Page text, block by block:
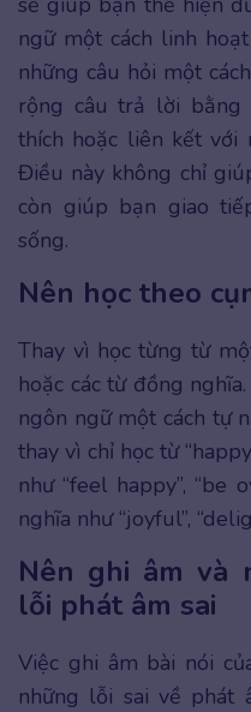
ngữ một cách linh
những câu hỏi một
rộng câu trả lời bằng
thích hoặc liên kết với
Điều này không chỉ
còn giúp bạn giao
sống.
Nên học theo
Thay vì học từng từ
hoặc các từ đồng
ngôn ngữ một cách tự
thay vì chỉ học từ
như “feel happy”, “be
nghĩa như “joyful”,
Nên ghi âm và
lỗi phát âm sai
Việc ghi âm bài nói
những lỗi sai về phát